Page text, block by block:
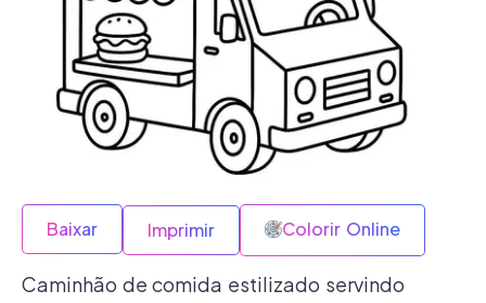
Baixar Imprimir Colorir Online
Caminhão de comida estilizado servindo